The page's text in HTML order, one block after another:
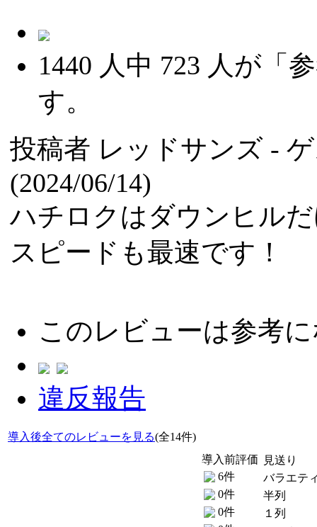
1440 人中 723 人が「
す。
投稿者 レッドサンズ -
(2024/06/14)
ハチロクはダウンヒル
スピードも最速です！
このレビューは参考
違反報告
導入後全てのレビューを見る(全14件)
導入前評価
6件
0件
0件
見送り
バラエテ
半列
１列